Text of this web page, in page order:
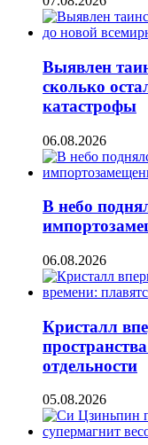
Выявлен
сколько
катастрофы
06.08.2026
В небо
06.08.2026
Кристалл
отдельности
05.08.2026